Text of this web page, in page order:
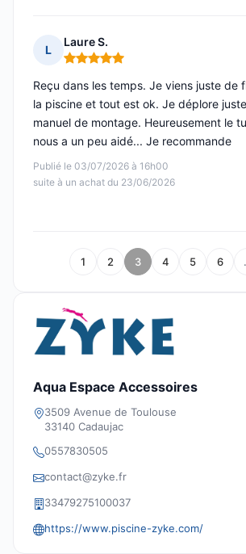
L
Laure S.
Note : 5 sur 5
Publié le 03/07/2026 à 16h00
suite à un achat du 23/06/2026
Reçu dans les temps. Je viens juste de
la piscine et tout est ok. Je déplore
manuel de montage. Heureusement le
nous a un peu aidé... Je recommande
1 2 3 4 5 6
Aqua Espace Accessoires
3509 Avenue de Toulouse
33140 Cadaujac
0557830505
contact@zyke.fr
33479275100037
https://www.piscine-zyke.com/